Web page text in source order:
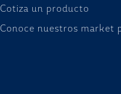
Cotiza un producto
Conoce nuestros market